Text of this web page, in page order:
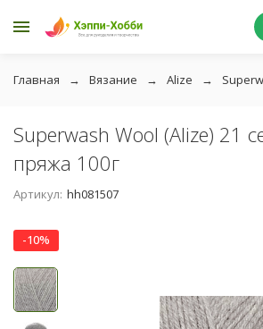
Главная Вязание Alize
Superwash Wool (Alize) 21
пряжа 100г
Артикул: hh081507
-10%